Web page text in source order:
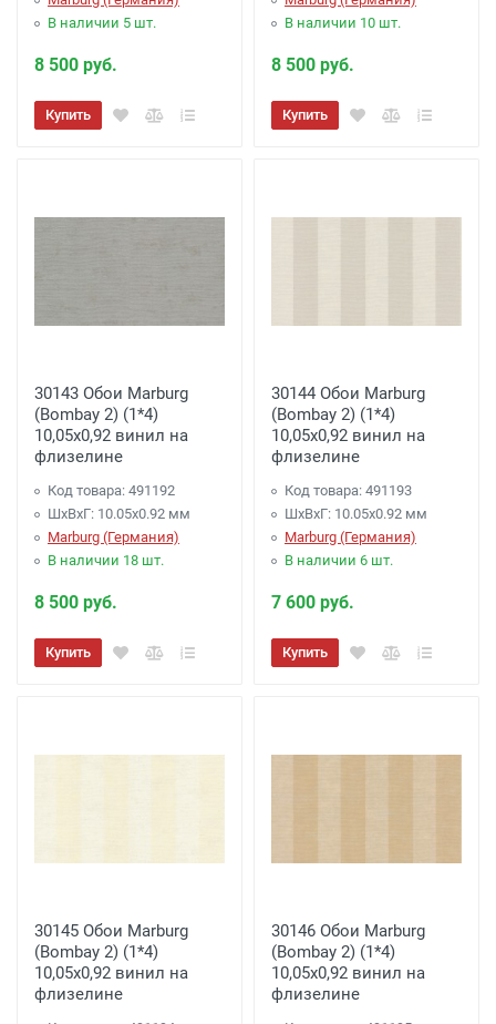
В наличии 5 шт.
8 500 руб.
Купить
В наличии 10 шт.
8 500 руб.
Купить
30143 Обои Marburg
(Bombay 2) (1*4)
10,05x0,92 винил на
флизелине
Код товара: 491192
ШхВхГ: 10.05х0.92 мм
Marburg (Германия)
В наличии 18 шт.
8 500 руб.
Купить
30144 Обои Marburg
(Bombay 2) (1*4)
10,05x0,92 винил на
флизелине
Код товара: 491193
ШхВхГ: 10.05х0.92 мм
Marburg (Германия)
В наличии 6 шт.
7 600 руб.
Купить
30145 Обои Marburg
(Bombay 2) (1*4)
10,05x0,92 винил на
флизелине
30146 Обои Marburg
(Bombay 2) (1*4)
10,05x0,92 винил на
флизелине